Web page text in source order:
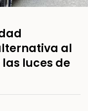
al
luces de